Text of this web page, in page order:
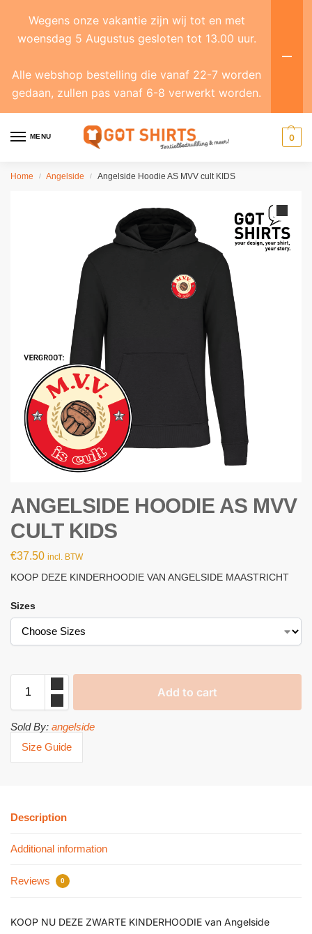
MENU 0
Home / Angelside / Angelside Hoodie AS MVV cult KIDS
ANGELSIDE HOODIE AS MVV
CULT KIDS
€37.50 incl. BTW
KOOP DEZE KINDERHOODIE VAN ANGELSIDE MAASTRICHT
Sizes
Add to cart
Sold By: angelside
Size Guide
Description
Additional information
Reviews 0
KOOP NU DEZE ZWARTE KINDERHOODIE van Angelside
Wegens onze vakantie zijn wij tot en met
woensdag 5 Augustus gesloten tot 13.00 uur.
Alle webshop bestelling die vanaf 22-7 worden
gedaan, zullen pas vanaf 6-8 verwerkt worden.